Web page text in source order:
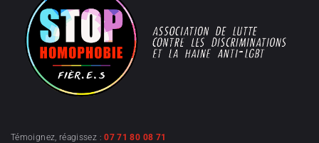
Témoignez, réagissez :07 71 80 08 71